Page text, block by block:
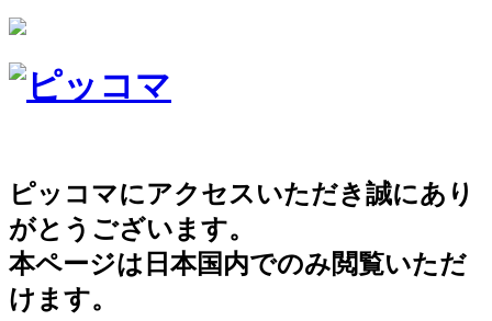
ピッコマにアクセスいただき誠にあり
がとうございます。
本ページは日本国内でのみ閲覧いただ
けます。